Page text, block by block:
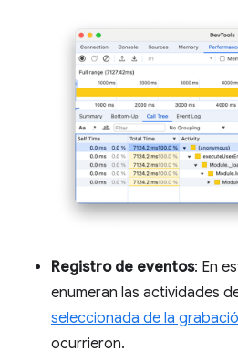
Registro de eventos: En
enumeran las actividades
seleccionada de la
ocurrieron.